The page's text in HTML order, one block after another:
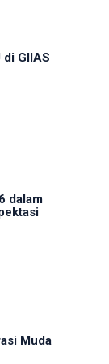
GIIAS
dalam
Muda